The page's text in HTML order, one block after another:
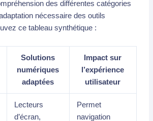
des différentes catégories
nécessaire des outils
ce tableau synthétique :
Solutions
numériques
adaptées
Impact sur
l’expérience
utilisateur
Lecteurs
d’écran,
Permet
navigation